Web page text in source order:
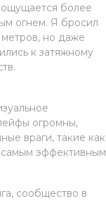
ощущается более
огнем. Я бросил
но даже
к затяжному
огромны,
враги, такие как
самым эффективным
сообщество в